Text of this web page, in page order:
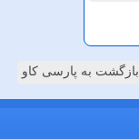
بازگشت به پارسی کاو